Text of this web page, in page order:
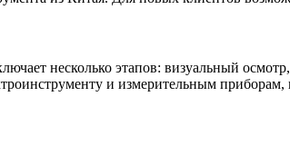
несколько этапов: визуальный
и измерительным приборам,